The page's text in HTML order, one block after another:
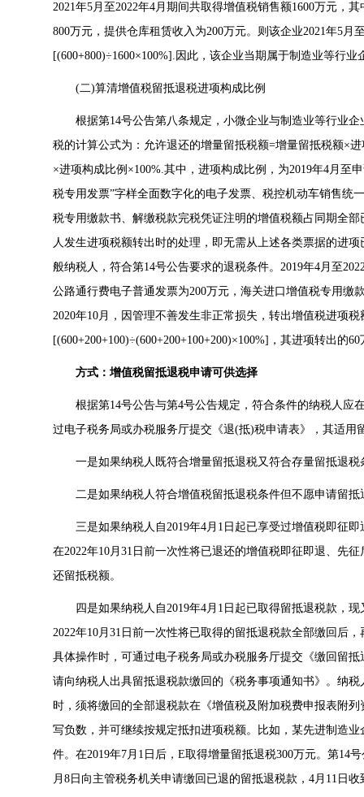
2021年5月至2022年4月期间共取得增值税销售额1600万元，
800万元，提供仓库租赁收入为200万元。则该企业2021年5月
[(600+800)÷1600×100%].因此，该企业当期属于制造业等行业
(二)算清增值税留抵退税进项构成比例
根据第14号公告第八条规定，小微企业与制造业等行业企
税的计算公式为：允许退还的增量留抵税额=增量留抵税额×
×进项构成比例×100%.其中，进项构成比例，为2019年4月至
税专用发票”字样全面数字化的电子发票、税控机动车销售统
税专用缴款书、解缴税款完税凭证注明的增值税额占同期全
人发生进项税额转出时的处理，即无需从上述各类票据的进
般纳税人，符合第14号公告要求的退税条件。2019年4月至
公路通行费电子普通发票为200万元，海关进口增值税专用缴
2020年10月，因管理不善发生非正常损失，转出增值税进项
[(600+200+100)÷(600+200+100+200)×100%]，其进项转出的
方式：增值税留抵退税申请可供选择
根据第14号公告与第4号公告规定，符合条件的纳税人应
过电子税务局或办税服务厅提交《退(抵)税申请表》，其适用
一是如果纳税人既符合增量留抵退税又符合存量留抵退税
二是如果纳税人符合增值税留抵退税条件但不愿申请留抵
三是如果纳税人自2019年4月1日起已享受过增值税即征即
在2022年10月31日前一次性将已退还的增值税即征即退、先
还留抵税额。
四是如果纳税人自2019年4月1日起已取得留抵退税款，现
2022年10月31日前一次性将已取得的留抵退税款全部缴回后
具体操作时，可通过电子税务局或办税服务厅提交《缴回留
请向纳税人出具留抵退税款缴回的《税务事项通知书》。纳
时，须将缴回的全部退税款在《增值税及附加税费申报表附
写负数，并可继续按规定抵扣进项税额。比如，某先进制造
件。在2019年7月1日后，E取得增量留抵退税300万元。第14
月8日向主管税务机关申请缴回已退的留抵退税款，4月11日